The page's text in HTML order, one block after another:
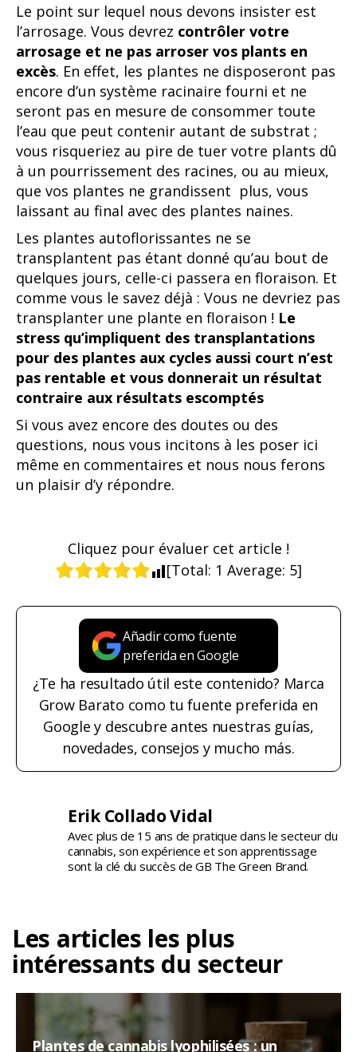
Le point sur lequel nous devons insister est
l’arrosage. Vous devrez contrôler votre
arrosage et ne pas arroser vos plants en
excès. En effet, les plantes ne disposeront pas
encore d’un système racinaire fourni et ne
seront pas en mesure de consommer toute
l’eau que peut contenir autant de substrat ;
vous risqueriez au pire de tuer votre plants dû
à un pourrissement des racines, ou au mieux,
que vos plantes ne grandissent plus, vous
laissant au final avec des plantes naines.
Les plantes autoflorissantes ne se
transplantent pas étant donné qu’au bout de
quelques jours, celle-ci passera en floraison. Et
comme vous le savez déjà : Vous ne devriez pas
transplanter une plante en floraison ! Le
stress qu’impliquent des transplantations
pour des plantes aux cycles aussi court n’est
pas rentable et vous donnerait un résultat
contraire aux résultats escomptés
Si vous avez encore des doutes ou des
questions, nous vous incitons à les poser ici
même en commentaires et nous nous ferons
un plaisir d’y répondre.
Cliquez pour évaluer cet article !
[Total: 1 Average: 5]
Añadir como fuente
preferida en Google
¿Te ha resultado útil este contenido? Marca
Grow Barato como tu fuente preferida en
Google y descubre antes nuestras guías,
novedades, consejos y mucho más.
Erik Collado Vidal
Avec plus de 15 ans de pratique dans le secteur du
cannabis, son expérience et son apprentissage
sont la clé du succès de GB The Green Brand.
Les articles les plus
intéressants du secteur
Plantes de cannabis lyophilisées : un